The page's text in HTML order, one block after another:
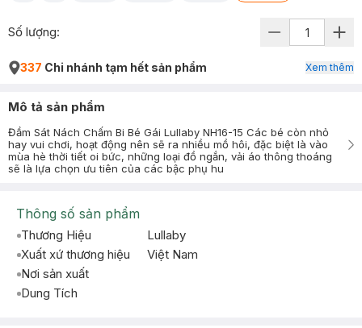
Số lượng:
337 Chi nhánh tạm hết sản phẩm Xem thêm
Mô tả sản phẩm
Đầm Sát Nách Chấm Bi Bé Gái Lullaby NH16-15 Các bé còn nhỏ
hay vui chơi, hoạt động nên sẽ ra nhiều mồ hôi, đặc biệt là vào
mùa hè thời tiết oi bức, những loại đồ ngắn, vải áo thông thoáng
sẽ là lựa chọn ưu tiên của các bậc phụ hu
Thông số sản phẩm
Thương Hiệu
Lullaby
Xuất xứ thương hiệu
Việt Nam
Nơi sản xuất
Dung Tích